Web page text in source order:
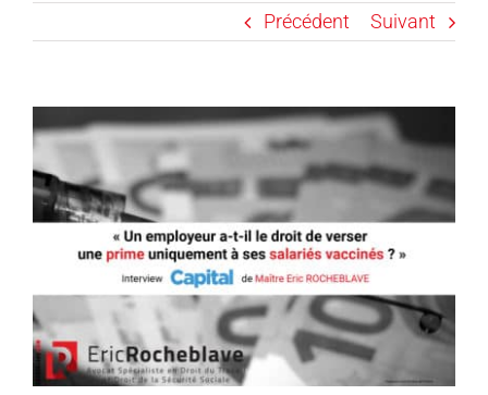
Précédent Suivant
l'image
agrandie